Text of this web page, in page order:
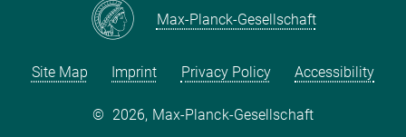
Max-Planck-Gesellschaft
Site Map Imprint Privacy Policy Accessibility
© 2026, Max-Planck-Gesellschaft